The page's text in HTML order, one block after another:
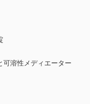
溶性メディエーター